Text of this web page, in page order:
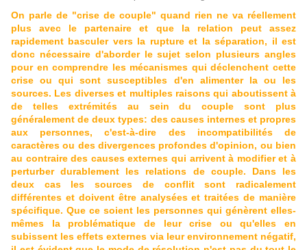
On parle de "crise de couple" quand rien ne va réellement
plus avec le partenaire et que la relation peut assez
rapidement basculer vers la rupture et la séparation, il est
donc nécessaire d'aborder le sujet selon plusieurs angles
pour en comprendre les mécanismes qui déclenchent cette
crise ou qui sont susceptibles d'en alimenter la ou les
sources. Les diverses et multiples raisons qui aboutissent à
de telles extrémités au sein du couple sont plus
généralement de deux types: des causes internes et propres
aux personnes, c'est-à-dire des incompatibilités de
caractères ou des divergences profondes d'opinion, ou bien
au contraire des causes externes qui arrivent à modifier et à
perturber durablement les relations de couple. Dans les
deux cas les sources de conflit sont radicalement
différentes et doivent être analysées et traitées de manière
spécifique. Que ce soient les personnes qui génèrent elles-
mêmes la problématique de leur crise ou qu'elles en
subissent les effets externes via leur environnement négatif,